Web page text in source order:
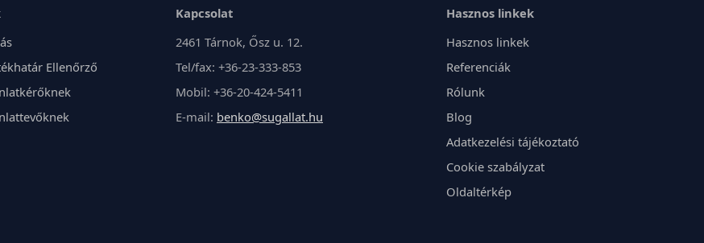
Ellenőrző
Kapcsolat
2461 Tárnok, Ősz u. 12.
Tel/fax: +36-23-333-853
Mobil: +36-20-424-5411
E-mail: benko@sugallat.hu
Hasznos linkek
Hasznos linkek
Referenciák
Rólunk
Blog
Adatkezelési tájékoztató
Cookie szabályzat
Oldaltérkép